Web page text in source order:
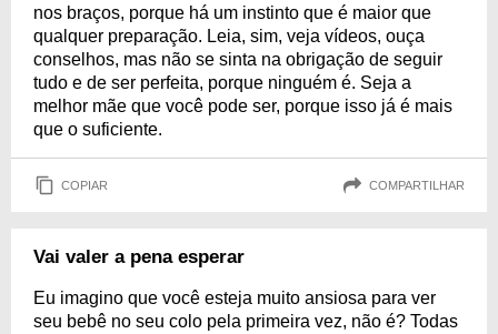
nos braços, porque há um instinto que é maior que
qualquer preparação. Leia, sim, veja vídeos, ouça
conselhos, mas não se sinta na obrigação de seguir
tudo e de ser perfeita, porque ninguém é. Seja a
melhor mãe que você pode ser, porque isso já é mais
que o suficiente.
COPIAR COMPARTILHAR
Vai valer a pena esperar
Eu imagino que você esteja muito ansiosa para ver
seu bebê no seu colo pela primeira vez, não é? Todas